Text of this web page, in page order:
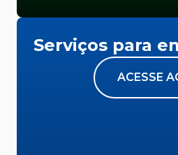
Serviços para
ACESSE